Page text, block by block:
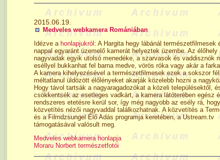
2015.06.19.
Medveles webkamera Romániában
Idézve a honlapjukról : A Hargita hegy lábánál természetfilmesek
nappal egyaránt üzemelő kamerát helyeztek üzembe. Az élőhely
nagyvadak egyik utolsó menedéke, a szarvasok és vaddisznók
eséllyel bukkanhat fel barna medve, vörös róka vagy akár a
A kamera kihelyezésével a természetfilmesek ezek a sokszor
méltatlanul üldözött élőlényeket akarják közelebb hozni a
Hogy távol tartsák a nagyaragadozókat a közeli településektől,
csökkentsék az esetleges vadkárt, a kamera látóterében egész
rendszeres etetésre kerül sor, így még nagyobb az esély rá,
közvetítés nézői nagyvaddal találkozhatnak. A közvetítés a
és a Filmdzsungel Élő Adás programja keretében, a Ustream.tv
támogatásával valósult meg.
Medveles webkamera honlapja
Moraru Norbert természetfotói